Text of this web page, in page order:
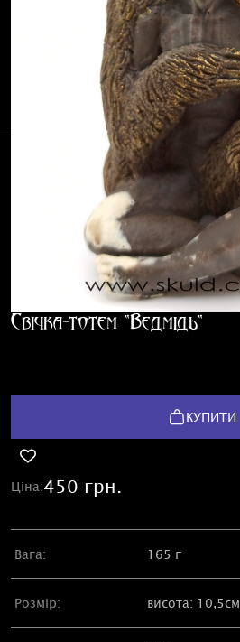
Свічка-тотем "Ведмідь"
КУПИТИ
Ціна:450 грн.
Вага: 165 г
Розмір: висота: 10,5см